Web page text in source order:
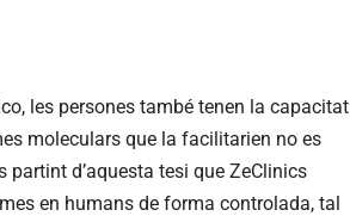
les persones també tenen la capacitat
moleculars que la facilitarien no es
d’aquesta tesi que ZeClinics
en humans de forma controlada, tal